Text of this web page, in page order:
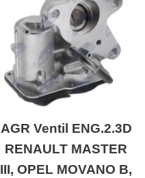
AGR Ventil ENG.2.3D
RENAULT MASTER
III, OPEL MOVANO B,